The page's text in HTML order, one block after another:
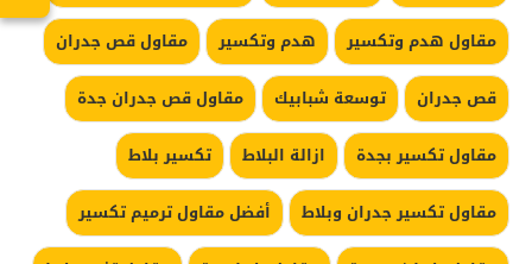
مقاول هدم وتكسير
هدم وتكسير
مقاول قص جدران
قص جدران
توسعة شبابيك
مقاول قص جدران جدة
مقاول تكسير بجدة
ازالة البلاط
تكسير بلاط
مقاول تكسير جدران وبلاط
أفضل مقاول ترميم تكسير